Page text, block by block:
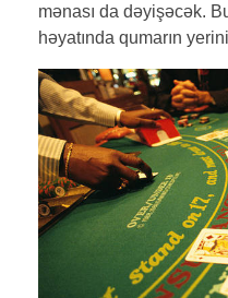
mənası da dəyişəcək.
həyatında qumarın